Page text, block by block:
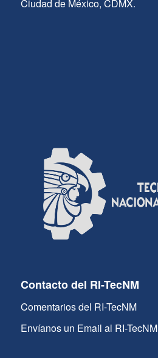
Ciudad de México, CDMX.
Contacto del RI-TecNM
Comentarios del RI-TecNM
Envíanos un Email al RI-TecNM